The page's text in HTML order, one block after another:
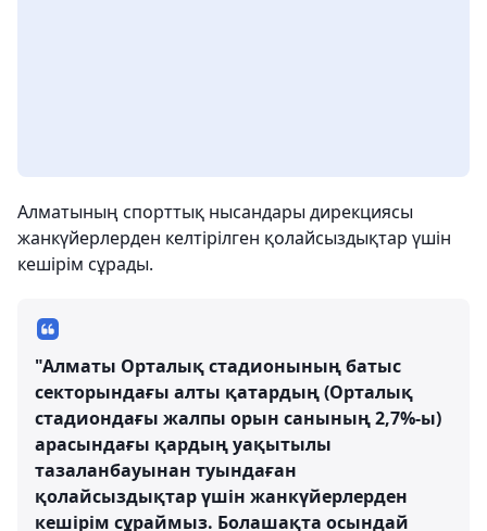
Алматының спорттық нысандары дирекциясы
жанкүйерлерден келтірілген қолайсыздықтар үшін
кешірім сұрады.
"Алматы Орталық стадионының батыс
секторындағы алты қатардың (Орталық
стадиондағы жалпы орын санының 2,7%-ы)
арасындағы қардың уақытылы
тазаланбауынан туындаған
қолайсыздықтар үшін жанкүйерлерден
кешірім сұраймыз. Болашақта осындай